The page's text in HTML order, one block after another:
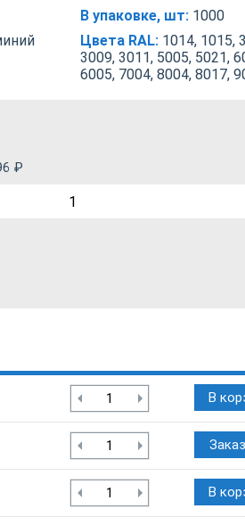
В упаковке, шт: 1000
Цвета RAL: 1014, 1015,
3009, 3011, 5005, 5021,
6005, 7004, 8004, 8017,
₽
В
В